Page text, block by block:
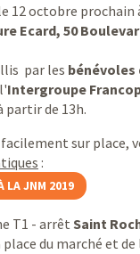
12 octobre prochain
Ecard, 50
par les bénévoles
Intergroupe
partir de 13h.
sur place,
:
LA JNM 2019
T1 - arrêt Saint
du marché et de